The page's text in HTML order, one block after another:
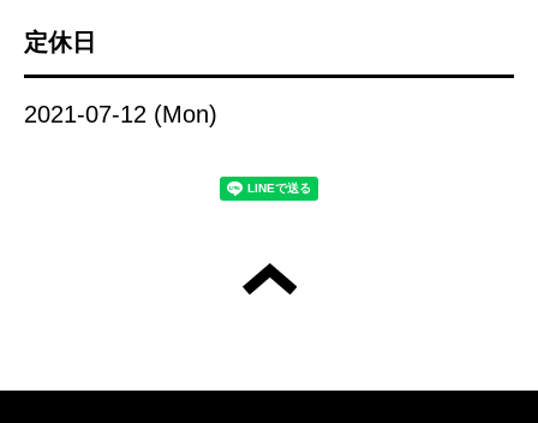
定休日
2021-07-12 (Mon)